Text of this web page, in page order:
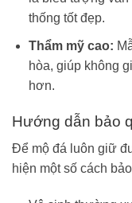
thống tốt đẹp.
Thẩm mỹ cao:
hòa, giúp không
hơn.
Hướng dẫn bảo
Để mộ đá luôn giữ
hiện một số cách